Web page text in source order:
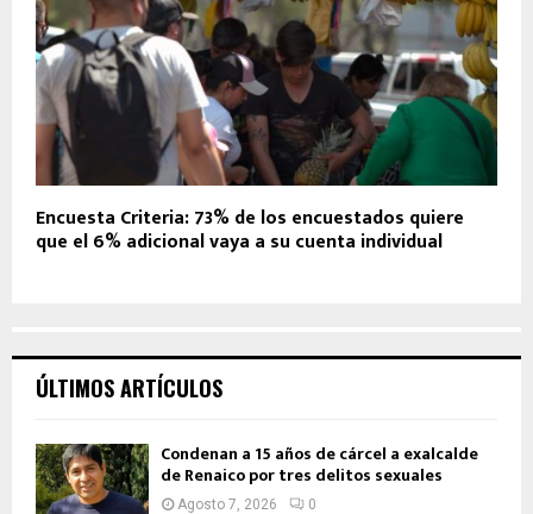
Encuesta Criteria: 73% de los encuestados quiere
que el 6% adicional vaya a su cuenta individual
ÚLTIMOS ARTÍCULOS
Condenan a 15 años de cárcel a exalcalde
de Renaico por tres delitos sexuales
Agosto 7, 2026 0